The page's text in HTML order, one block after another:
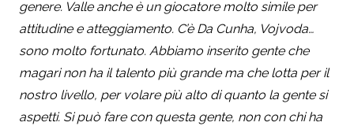
genere. Valle anche è un giocatore molto simile per
attitudine e atteggiamento. C’è Da Cunha, Vojvoda…
sono molto fortunato. Abbiamo inserito gente che
magari non ha il talento più grande ma che lotta per il
nostro livello, per volare più alto di quanto la gente si
aspetti. Si può fare con questa gente, non con chi ha